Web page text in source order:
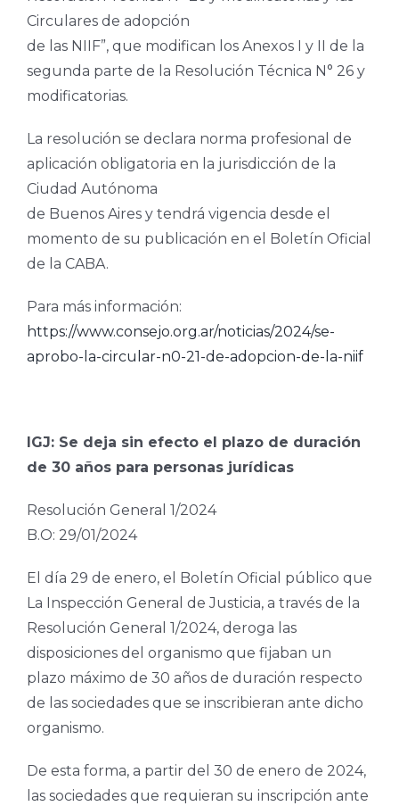
Circulares de adopción
de las NIIF”, que modifican los Anexos I y II de la
segunda parte de la Resolución Técnica N° 26 y
modificatorias.
La resolución se declara norma profesional de
aplicación obligatoria en la jurisdicción de la
Ciudad Autónoma
de Buenos Aires y tendrá vigencia desde el
momento de su publicación en el Boletín Oficial
de la CABA.
Para más información:
https://www.consejo.org.ar/noticias/2024/se-
aprobo-la-circular-n0-21-de-adopcion-de-la-niif
IGJ: Se deja sin efecto el plazo de duración
de 30 años para personas jurídicas
Resolución General 1/2024
B.O: 29/01/2024
El día 29 de enero, el Boletín Oficial público que
La Inspección General de Justicia, a través de la
Resolución General 1/2024, deroga las
disposiciones del organismo que fijaban un
plazo máximo de 30 años de duración respecto
de las sociedades que se inscribieran ante dicho
organismo.
De esta forma, a partir del 30 de enero de 2024,
las sociedades que requieran su inscripción ante